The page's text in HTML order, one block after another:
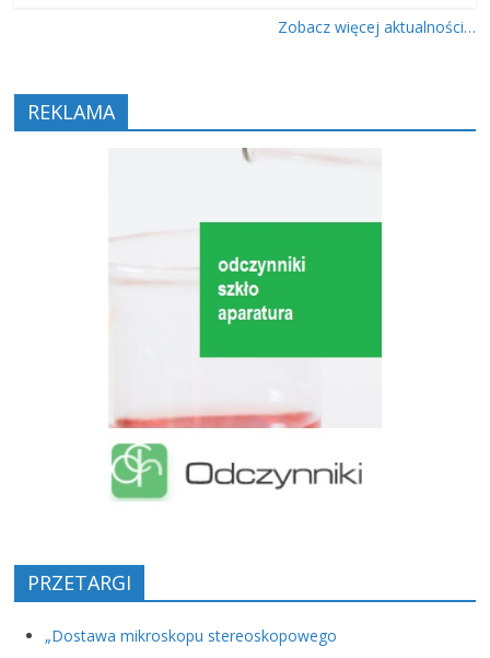
Zobacz więcej aktualności…
REKLAMA
PRZETARGI
„Dostawa mikroskopu stereoskopowego